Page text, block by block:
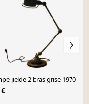
jielde 2 bras grise 1970
€